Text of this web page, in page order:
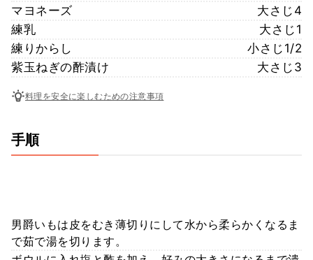
マヨネーズ
大さじ4
練乳
大さじ1
練りからし
小さじ1/2
紫玉ねぎの酢漬け
大さじ3
料理を安全に楽しむための注意事項
手順
男爵いもは皮をむき薄切りにして水から柔らかくなるま
で茹で湯を切ります。